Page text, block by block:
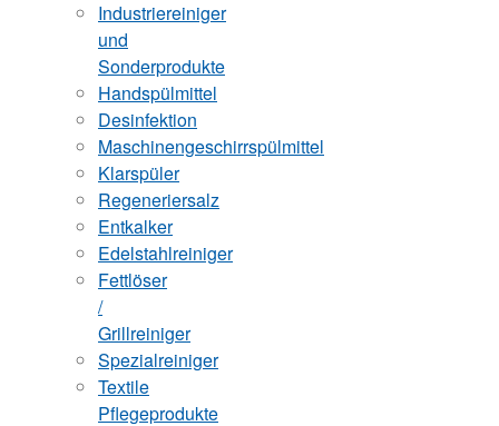
Industriereiniger
und
Sonderprodukte
Handspülmittel
Desinfektion
Maschinengeschirrspülmittel
Klarspüler
Regeneriersalz
Entkalker
Edelstahlreiniger
Fettlöser
/
Grillreiniger
Spezialreiniger
Textile
Pflegeprodukte